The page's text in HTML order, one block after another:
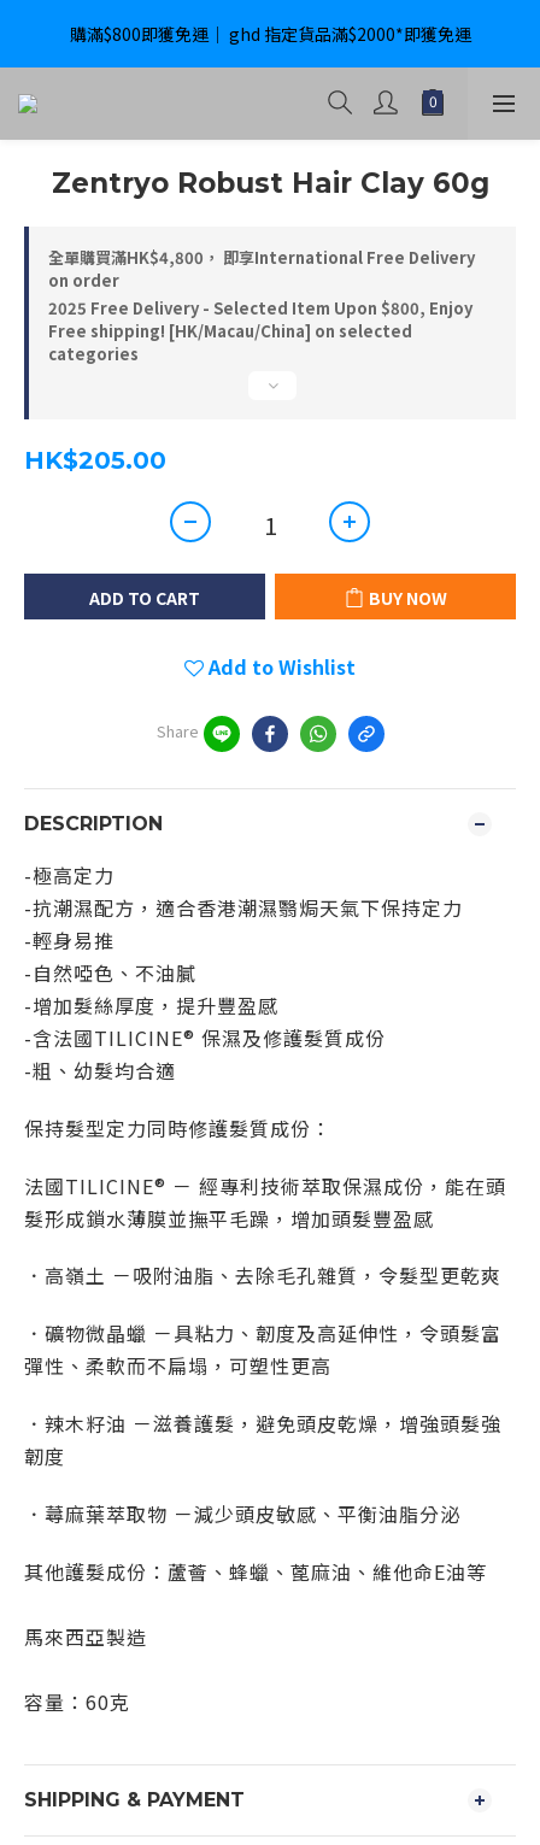
購滿$800即獲免運｜ ghd 指定貨品滿$2000*即獲免運
購滿$800即獲免運｜ ghd 指定貨品滿$2000*即獲免運
International Delivery Available ｜ Shop above HK$4800 Free
購滿$800即獲免運｜ ghd 指定貨品滿$2000*即獲免運
Zentryo Robust Hair Clay 60g
全單購買滿HK$4,800， 即享International Free Delivery
on order
2025 Free Delivery - Selected Item Upon $800, Enjoy
Free shipping! [HK/Macau/China] on selected
categories
HK$205.00
ADD TO CART BUY NOW
Add to Wishlist
Share
DESCRIPTION
-極高定力
-抗潮濕配方，適合香港潮濕翳焗天氣下保持定力
-輕身易推
-自然啞色、不油膩
-增加髮絲厚度，提升豐盈感
-含法國TILICINE® 保濕及修護髮質成份
-粗 、 幼髮均合適
保持髮型定力同時修護髮質成份：
法國TILICINE® － 經專利技術萃取保濕成份，能在頭
髮形成鎖水薄膜並撫平毛躁，增加頭髮豐盈感
． 高嶺土 －吸附油脂、去除毛孔雜質，令髮型更乾爽
． 礦物微晶蠟 －具粘力、韌度及高延伸性，令頭髮富
彈性、柔軟而不扁塌，可塑性更高
． 辣木籽油 －滋養護髮，避免頭皮乾燥，增強頭髮強
韌度
． 蕁麻葉萃取物 －減少頭皮敏感、平衡油脂分泌
其他護髮成份：蘆薈、蜂蠟、蓖麻油、維他命E油等
馬來西亞製造
容量：60克
SHIPPING & PAYMENT